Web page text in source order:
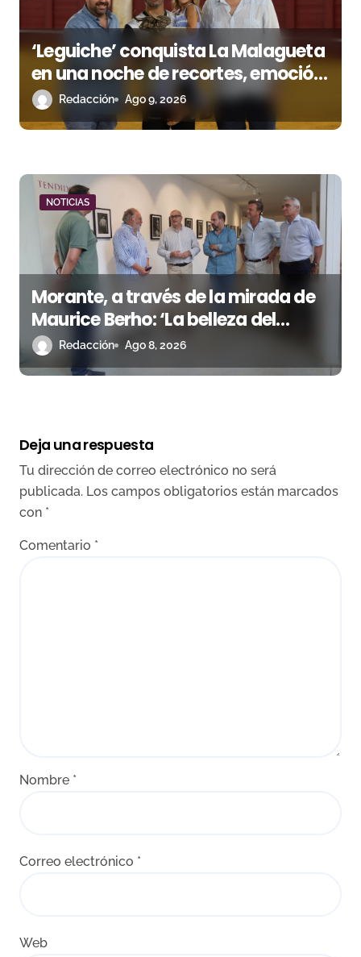
s‘Leguiche’ conquista La Malagueta
en una noche de recortes, emoción
y gran ambiente
Redacción Ago 9, 2026
NOTICIAS
Morante, a través de la mirada de
Maurice Berho: ‘La belleza del
misterio’ llega a La Malagueta
Redacción Ago 8, 2026
Deja una respuesta
Tu dirección de correo electrónico no será
publicada. Los campos obligatorios están marcados
con *
Comentario *
Nombre *
Correo electrónico *
Web